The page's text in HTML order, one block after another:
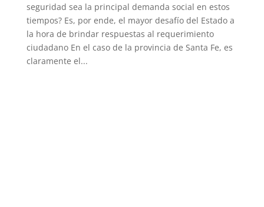
seguridad sea la principal demanda social en estos
tiempos? Es, por ende, el mayor desafío del Estado a
la hora de brindar respuestas al requerimiento
ciudadano En el caso de la provincia de Santa Fe, es
claramente el...